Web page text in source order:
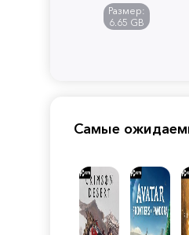
Размер:
6.65 GB
Самые